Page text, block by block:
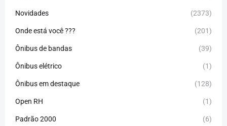
Novidades (2373)
Onde está você ??? (201)
Ônibus de bandas (39)
Ônibus elétrico (1)
Ônibus em destaque (128)
Open RH (1)
Padrão 2000 (6)